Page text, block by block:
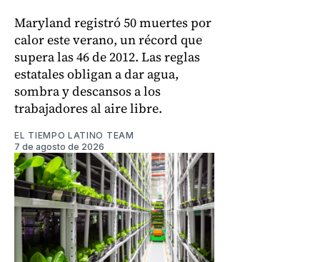
Maryland registró 50 muertes por
calor este verano, un récord que
supera las 46 de 2012. Las reglas
estatales obligan a dar agua,
sombra y descansos a los
trabajadores al aire libre.
EL TIEMPO LATINO TEAM
7 de agosto de 2026